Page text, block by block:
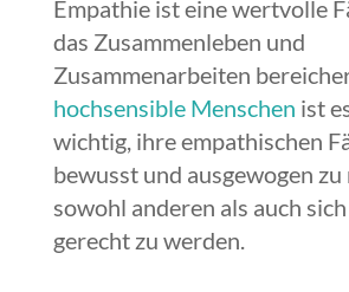
Empathie ist eine wertvolle
das Zusammenleben und
Zusammenarbeiten
hochsensible Menschen ist
wichtig, ihre empathischen
bewusst und ausgewogen zu
sowohl anderen als auch
gerecht zu werden.